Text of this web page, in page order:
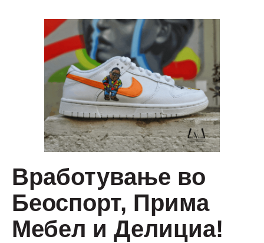
Вработување во
Беоспорт, Прима
Мебел и Делициа!